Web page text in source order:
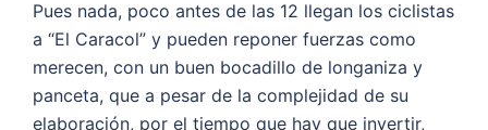
Pues nada, poco antes de las 12 llegan los ciclistas
a “El Caracol” y pueden reponer fuerzas como
merecen, con un buen bocadillo de longaniza y
panceta, que a pesar de la complejidad de su
elaboración, por el tiempo que hay que invertir,